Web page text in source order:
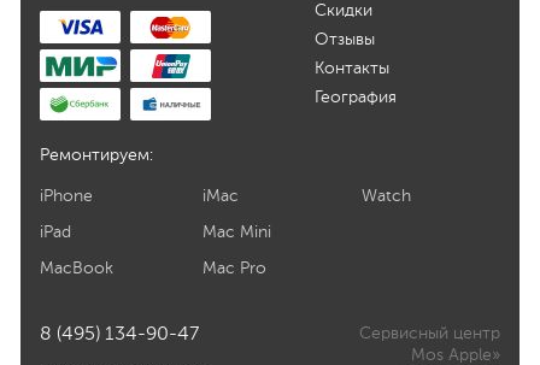
Скидки
Отзывы
Контакты
География
Ремонтируем:
iPhone
iPad
MacBook
iMac
Mac Mini
Mac Pro
Watch
8 (495) 134-90-47
Сервисный центр
Mos Apple»